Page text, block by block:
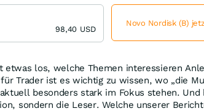
etwas los, welche Themen interessieren
Trader ist es wichtig zu wissen, wo „die
besonders stark im Fokus stehen.
sondern die Leser. Welche unserer
98,40 USD
Novo Nordisk (B)